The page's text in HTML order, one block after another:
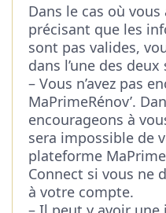
Dans le cas où
précisant que les
sont pas valides,
dans l’une des
– Vous n’avez pas
MaPrimeRénov’.
encourageons à
sera impossible de
plateforme
Connect si vous ne
à votre compte.